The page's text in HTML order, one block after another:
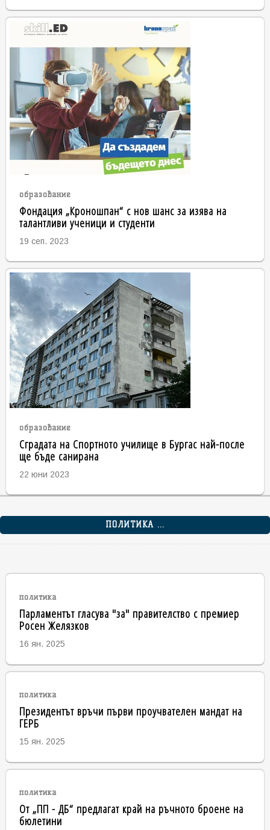
образование
Фондация „Кроношпан“ с нов шанс за изява на
талантливи ученици и студенти
19 сеп. 2023
образование
Сградата на Спортното училище в Бургас най-после
ще бъде санирана
22 юни 2023
ПОЛИТИКА ...
политика
Парламентът гласува "за" правителство с премиер
Росен Желязков
16 ян. 2025
политика
Президентът връчи първи проучвателен мандат на
ГЕРБ
15 ян. 2025
политика
От „ПП - ДБ“ предлагат край на ръчното броене на
бюлетини